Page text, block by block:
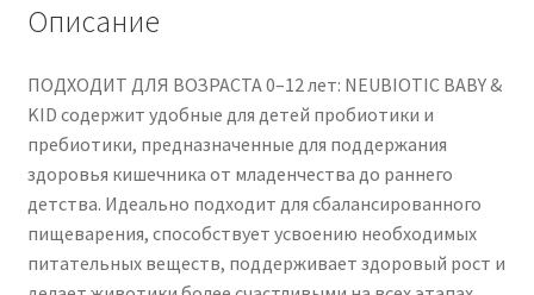
Supplement
Gut
Health
&
Digestion
–
3
Billion
Описание
ПОДХОДИТ ДЛЯ ВОЗРАСТА 0–12 лет: NEUBIOTIC BABY &
KID содержит удобные для детей пробиотики и
пребиотики, предназначенные для поддержания
здоровья кишечника от младенчества до раннего
детства. Идеально подходит для сбалансированного
пищеварения, способствует усвоению необходимых
питательных веществ, поддерживает здоровый рост и